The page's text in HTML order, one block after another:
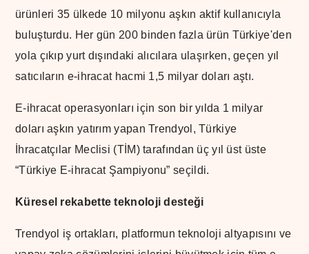
ürünleri 35 ülkede 10 milyonu aşkın aktif kullanıcıyla
buluşturdu. Her gün 200 binden fazla ürün Türkiye'den
yola çıkıp yurt dışındaki alıcılara ulaşırken, geçen yıl
satıcıların e-ihracat hacmi 1,5 milyar doları aştı.
E-ihracat operasyonları için son bir yılda 1 milyar
doları aşkın yatırım yapan Trendyol, Türkiye
İhracatçılar Meclisi (TİM) tarafından üç yıl üst üste
“Türkiye E-ihracat Şampiyonu” seçildi.
Küresel rekabette teknoloji desteği
Trendyol iş ortakları, platformun teknoloji altyapısını ve